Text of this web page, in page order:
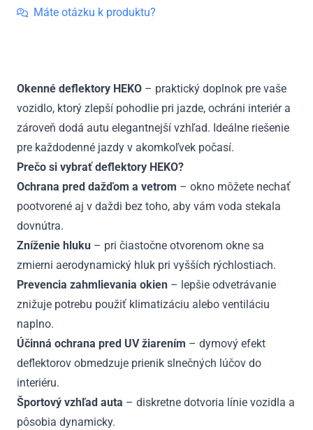
6
Máte otázku k produktu?
Okenné deflektory HEKO – praktický doplnok pre vaše
vozidlo, ktorý zlepší pohodlie pri jazde, ochráni interiér a
zároveň dodá autu elegantnejší vzhľad. Ideálne riešenie
pre každodenné jazdy v akomkoľvek počasí.
Prečo si vybrať deflektory HEKO?
Ochrana pred dažďom a vetrom – okno môžete nechať
pootvorené aj v daždi bez toho, aby vám voda stekala
dovnútra.
Zníženie hluku – pri čiastočne otvorenom okne sa
zmierni aerodynamický hluk pri vyšších rýchlostiach.
Prevencia zahmlievania okien – lepšie odvetrávanie
znižuje potrebu použiť klimatizáciu alebo ventiláciu
naplno.
Účinná ochrana pred UV žiarením – dymový efekt
deflektorov obmedzuje prienik slnečných lúčov do
interiéru.
Športový vzhľad auta – diskretne dotvoria línie vozidla a
pôsobia dynamicky.